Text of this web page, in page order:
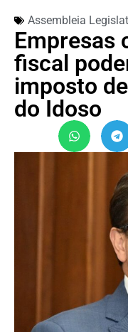
Assembleia
Empresas
fiscal
imposto
do Idoso